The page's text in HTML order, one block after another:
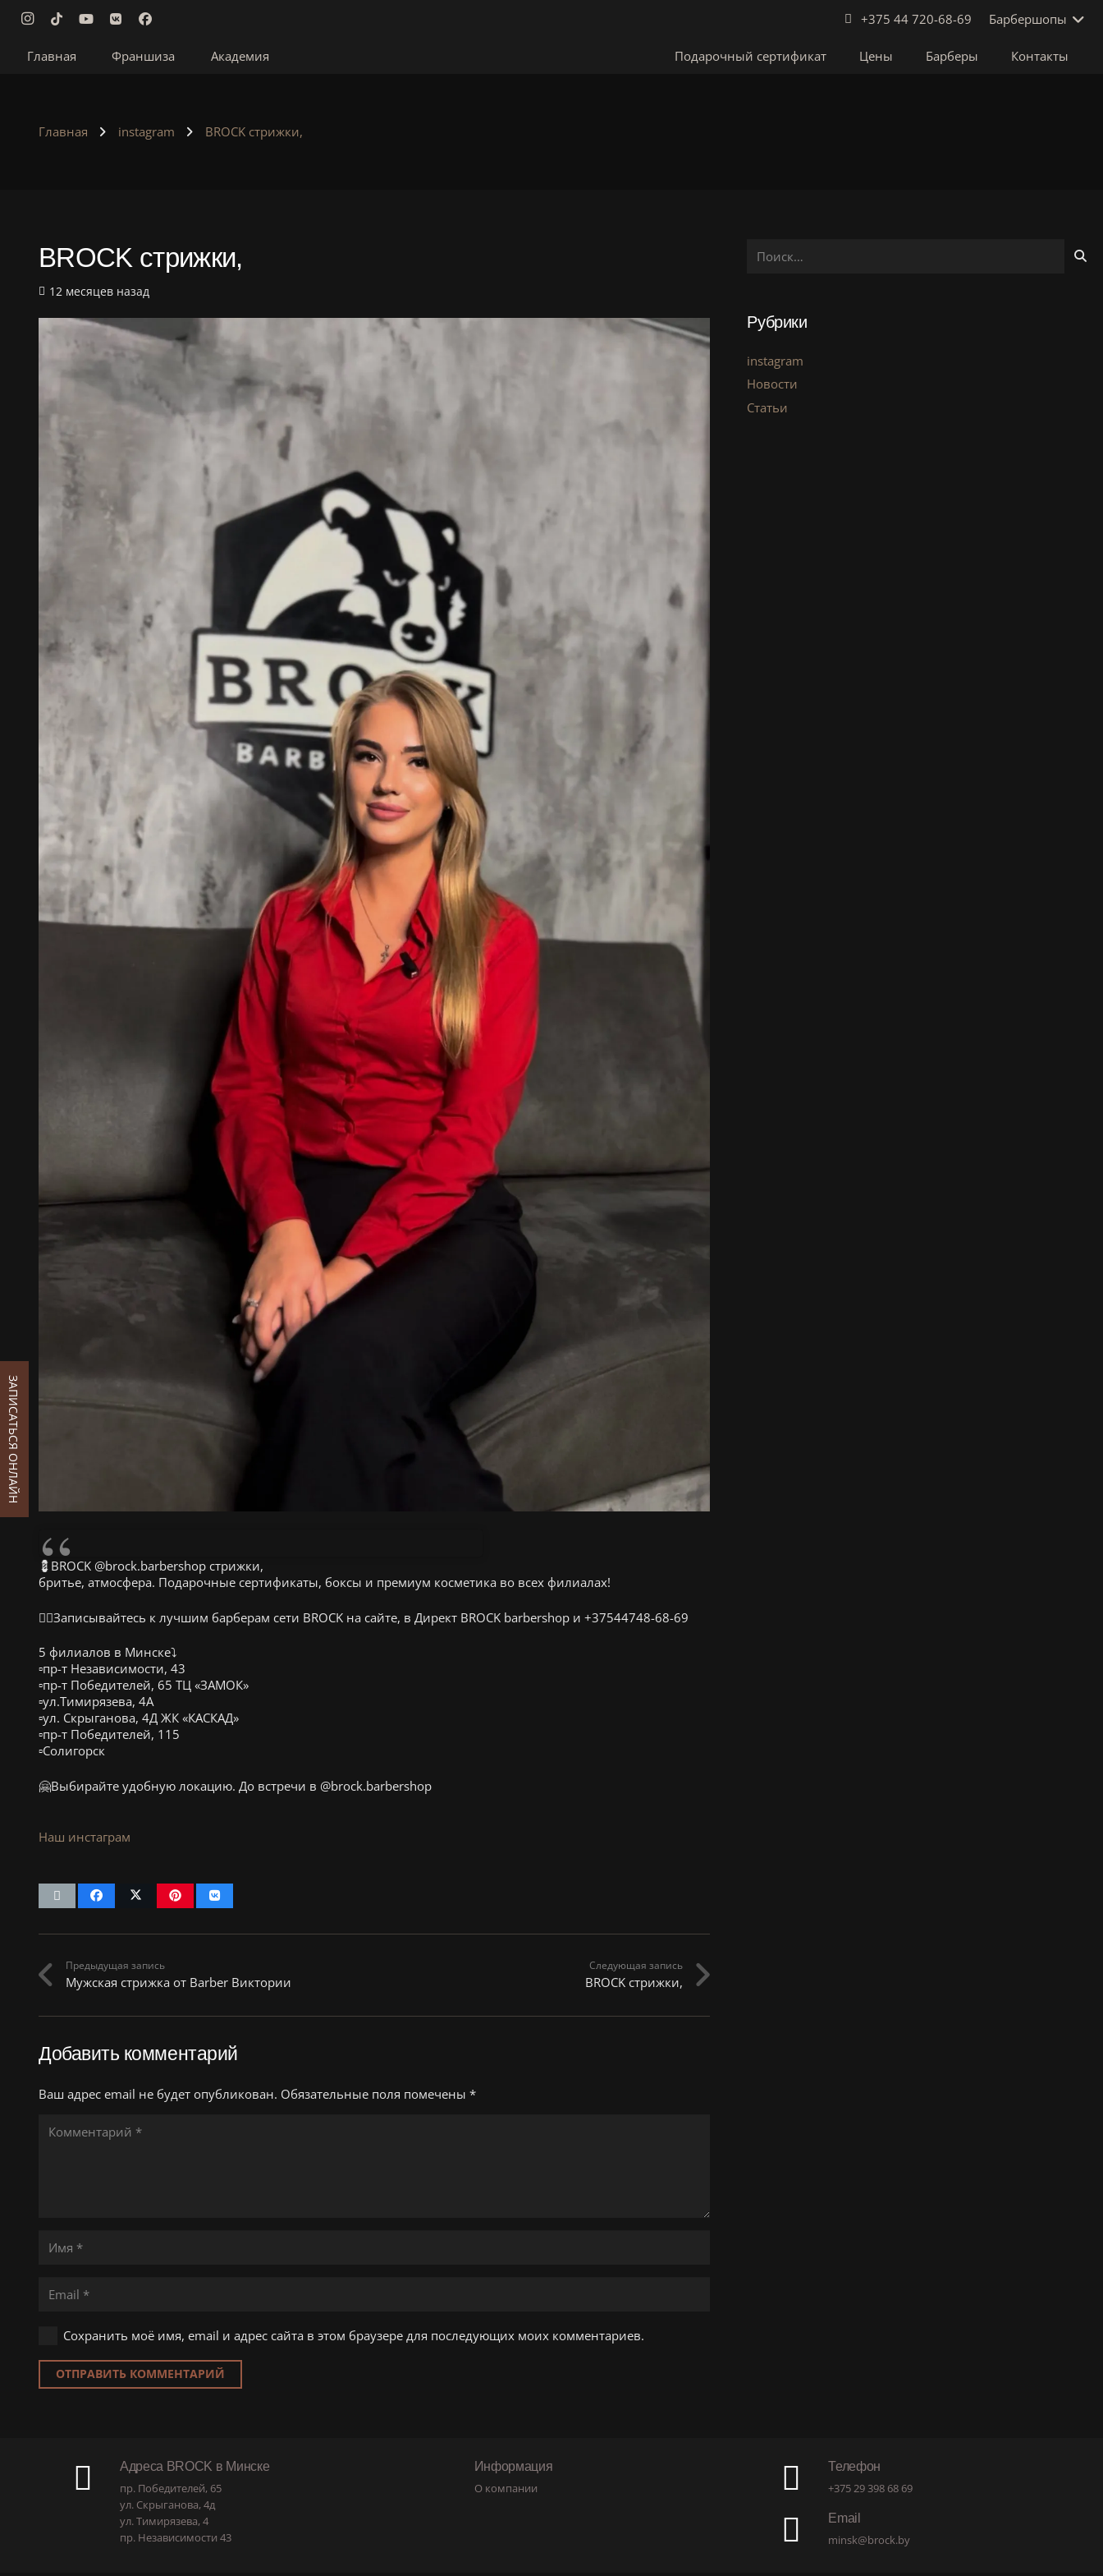
+375 44 720-68-69 Барбершопы
Главная Франшиза Академия Подарочный сертификат Цены Барберы Контакты
Главная instagram BROCK стрижки,
BROCK стрижки,
12 месяцев назад
💈BROCK @brock.barbershop стрижки,
бритье, атмосфера. Подарочные сертификаты, боксы и премиум косметика во всех филиалах!
👉🏻Записывайтесь к лучшим барберам сети BROCK на сайте, в Директ BROCK barbershop и +37544748-68-69
5 филиалов в Минске⤵️
▫️пр-т Независимости, 43
▫️пр-т Победителей, 65 ТЦ «ЗАМОК»
▫️ул.Тимирязева, 4А
▫️ул. Скрыганова, 4Д ЖК «КАСКАД»
▫️пр-т Победителей, 115
▫️Солигорск
🤗Выбирайте удобную локацию. До встречи в @brock.barbershop
Наш инстаграм
Предыдущая запись
Мужская стрижка от Barber Виктории
Следующая запись
BROCK стрижки,
Добавить комментарий
Ваш адрес email не будет опубликован. Обязательные поля помечены *
Сохранить моё имя, email и адрес сайта в этом браузере для последующих моих комментариев.
ОТПРАВИТЬ КОММЕНТАРИЙ
Рубрики
instagram
Новости
Статьи
Адреса BROCK в Минске
пр. Победителей, 65
ул. Скрыганова, 4д
ул. Тимирязева, 4
пр. Независимости 43
Информация
О компании
Телефон
+375 29 398 68 69
Email
minsk@brock.by
ЗАПИСАТЬСЯ ОНЛАЙН